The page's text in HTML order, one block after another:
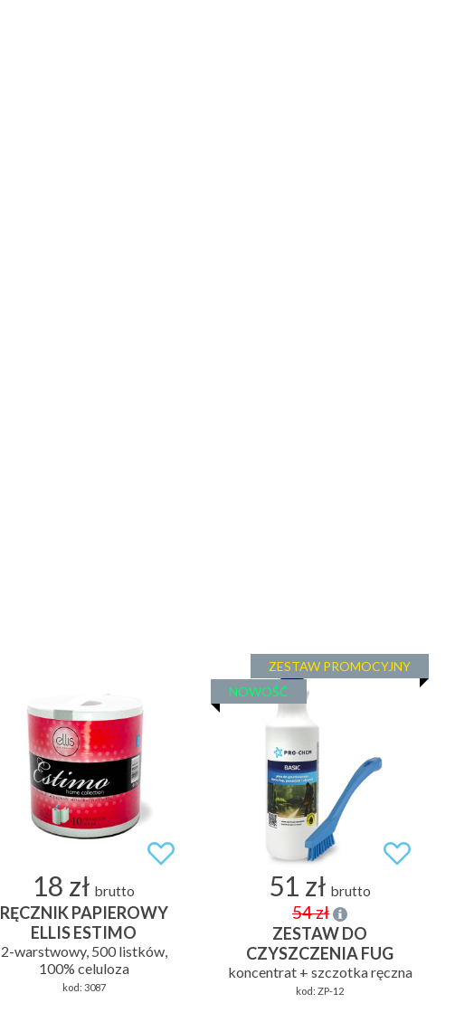
18 zł brutto
RĘCZNIK PAPIEROWY
ELLIS ESTIMO
2-warstwowy, 500 listków,
100% celuloza
kod: 3087
ZESTAW PROMOCYJNY
NOWOŚĆ
51 zł brutto
54 zł
ZESTAW DO
CZYSZCZENIA FUG
koncentrat + szczotka ręczna
kod: ZP-12